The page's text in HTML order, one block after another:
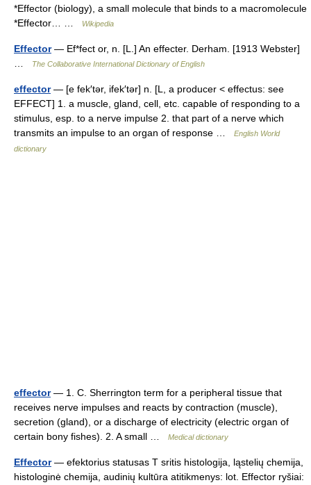
*Effector (biology), a small molecule that binds to a macromolecule
*Effector… …
Wikipedia
Effector— Ef*fect or, n. [L.] An effecter. Derham. [1913 Webster]
The Collaborative International Dictionary of English
effector— [e fek′tər, ifek′tər] n. [L, a producer < effectus: see
EFFECT] 1. a muscle, gland, cell, etc. capable of responding to a
stimulus, esp. to a nerve impulse 2. that part of a nerve which
transmits an impulse to an organ of response …
English World
dictionary
effector— 1. C. Sherrington term for a peripheral tissue that
receives nerve impulses and reacts by contraction (muscle),
secretion (gland), or a discharge of electricity (electric organ of
certain bony fishes). 2. A small …
Medical dictionary
Effector— efektorius statusas T sritis histologija, ląstelių chemija,
histologinė chemija, audinių kultūra atitikmenys: lot. Effector ryšiai: